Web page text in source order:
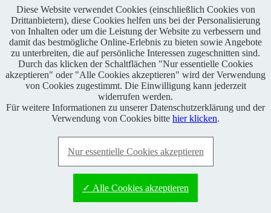
Enduro One Series Partner
Copyright © 2021 BABOONS GmbH. Alle Rechte vorbehalten.
Keine Haftung und kein Anspruch auf Vollständigkeit sowie
Richtigkeit von Inhalten, Berichten und Kommentaren.
Impressum|Datenschutz|RSS-Feed|Presse|
|Admin
Diese Website verwendet Cookies (einschließlich Cookies von
Drittanbietern), diese Cookies helfen uns bei der Personalisierung
von Inhalten oder um die Leistung der Website zu verbessern und
damit das bestmögliche Online-Erlebnis zu bieten sowie Angebote
zu unterbreiten, die auf persönliche Interessen zugeschnitten sind.
Durch das klicken der Schaltflächen "Nur essentielle Cookies
akzeptieren" oder "Alle Cookies akzeptieren" wird der Verwendung
von Cookies zugestimmt. Die Einwilligung kann jederzeit
widerrufen werden.
Für weitere Informationen zu unserer Datenschutzerklärung und der
Verwendung von Cookies bitte hier klicken.
Nur essentielle Cookies akzeptieren
✓ Alle Cookies akzeptieren